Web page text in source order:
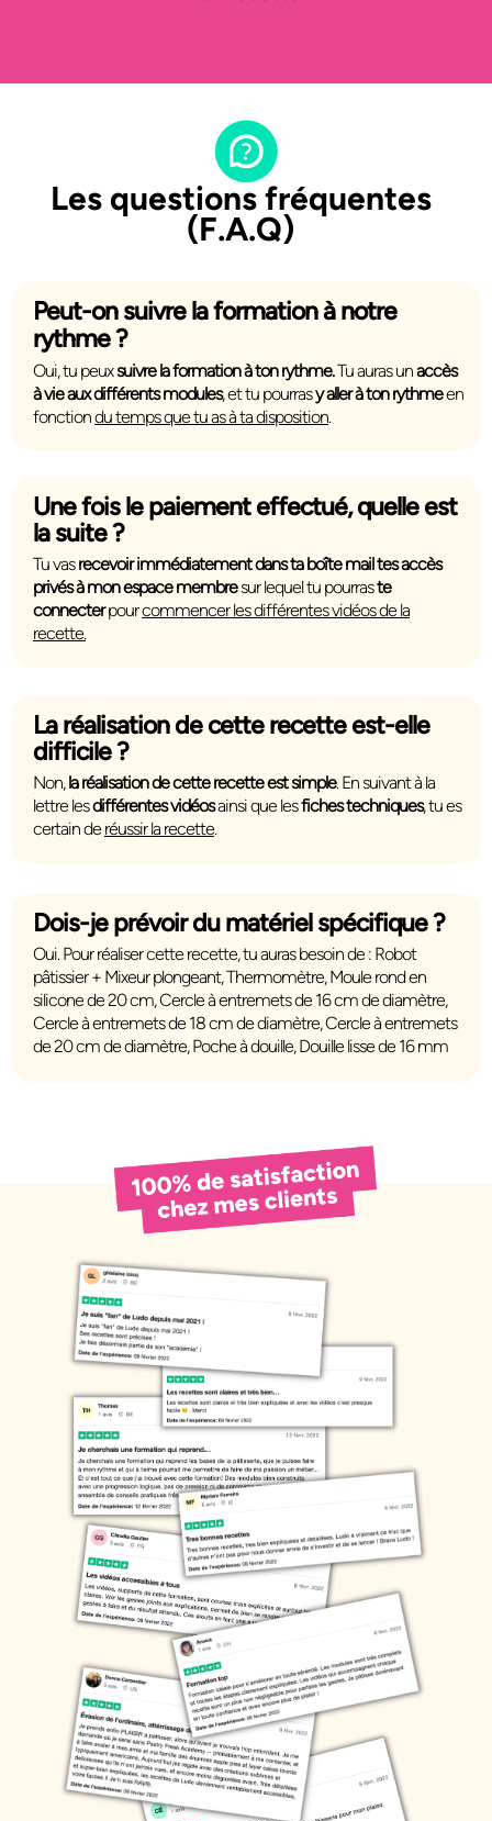
Les questions fréquentes
(F.A.Q)
Peut-on suivre la formation à notre
rythme ?
Oui, tu peuxsuivre la formation à ton rythme.Tu auras unaccès
à vie aux différents modules, et tu pourrasy aller à ton rythmeen
fonctiondu temps que tu as à ta disposition.
Une fois le paiement effectué, quelle est
la suite ?
Tu vasrecevoir immédiatement dans ta boîte mail tes accès
privés à mon espace membresur lequel tu pourraste
connecterpourcommencer les différentes vidéos de la
recette.
La réalisation de cette recette est-elle
difficile ?
Non,la réalisation de cette recette est simple. En suivant à la
lettre lesdifférentes vidéosainsi que lesfiches techniques, tu es
certain de réussir la recette.
Dois-je prévoir du matériel spécifique ?
Oui. Pour réaliser cette recette, tu auras besoin de : Robot
pâtissier + Mixeur plongeant, Thermomètre, Moule rond en
silicone de 20 cm, Cercle à entremets de 16 cm de diamètre,
Cercle à entremets de 18 cm de diamètre, Cercle à entremets
de 20 cm de diamètre, Poche à douille, Douille lisse de 16 mm